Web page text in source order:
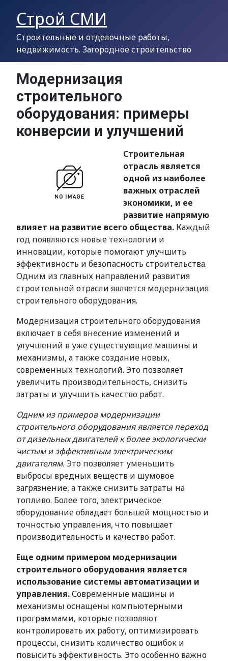
Строй СМИ
Строительные и отделочные работы,
недвижимость. Загородное строительство
Модернизация
строительного
оборудования: примеры
конверсии и улучшений
Строительная
отрасль является
одной из наиболее
важных отраслей
экономики, и ее
развитие напрямую
влияет на развитие всего общества. Каждый
год появляются новые технологии и
инновации, которые помогают улучшить
эффективность и безопасность строительства.
Одним из главных направлений развития
строительной отрасли является модернизация
строительного оборудования.
Модернизация строительного оборудования
включает в себя внесение изменений и
улучшений в уже существующие машины и
механизмы, а также создание новых,
современных технологий. Это позволяет
увеличить производительность, снизить
затраты и улучшить качество работ.
Одним из примеров модернизации
строительного оборудования является переход
от дизельных двигателей к более экологически
чистым и эффективным электрическим
двигателям.Это позволяет уменьшить
выбросы вредных веществ и шумовое
загрязнение, а также снизить затраты на
топливо. Более того, электрическое
оборудование обладает большей мощностью и
точностью управления, что повышает
производительность и качество работ.
Еще одним примером модернизации
строительного оборудования является
использование системы автоматизации и
управления.Современные машины и
механизмы оснащены компьютерными
программами, которые позволяют
контролировать их работу, оптимизировать
процессы, снизить количество ошибок и
повысить эффективность. Это особенно важно